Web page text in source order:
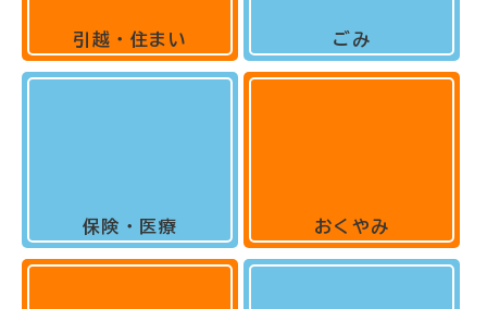
引越・住まい
保険・医療
ごみ
おくやみ